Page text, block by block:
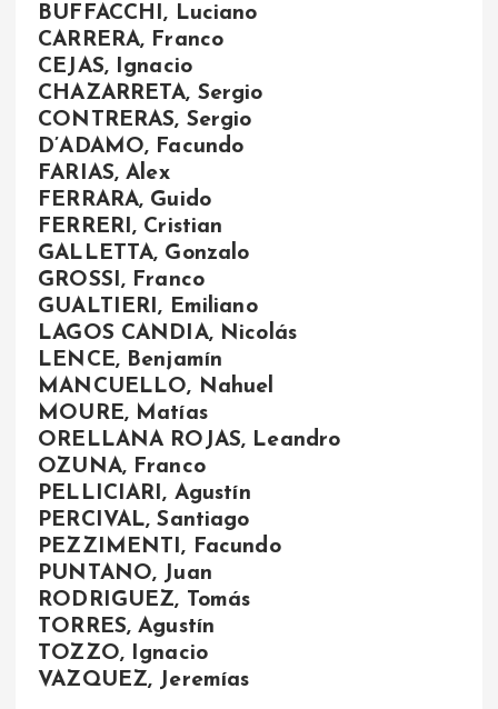
BUFFACCHI, Luciano
CARRERA, Franco
CEJAS, Ignacio
CHAZARRETA, Sergio
CONTRERAS, Sergio
D’ADAMO, Facundo
FARIAS, Alex
FERRARA, Guido
FERRERI, Cristian
GALLETTA, Gonzalo
GROSSI, Franco
GUALTIERI, Emiliano
LAGOS CANDIA, Nicolás
LENCE, Benjamín
MANCUELLO, Nahuel
MOURE, Matías
ORELLANA ROJAS, Leandro
OZUNA, Franco
PELLICIARI, Agustín
PERCIVAL, Santiago
PEZZIMENTI, Facundo
PUNTANO, Juan
RODRIGUEZ, Tomás
TORRES, Agustín
TOZZO, Ignacio
VAZQUEZ, Jeremías